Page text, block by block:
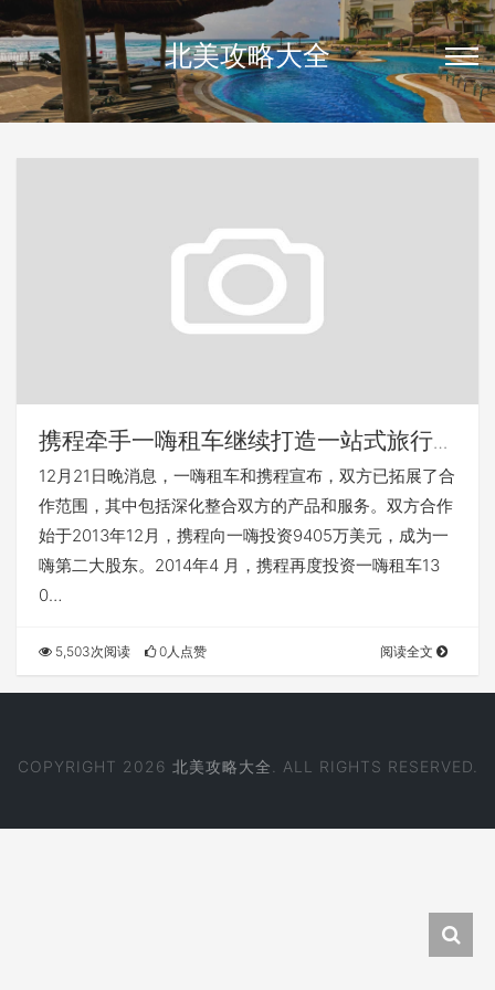
北美攻略大全
携程牵手一嗨租车继续打造一站式旅行服
务
12月21日晚消息，一嗨租车和携程宣布，双方已拓展了合
作范围，其中包括深化整合双方的产品和服务。双方合作
始于2013年12月，携程向一嗨投资9405万美元，成为一
嗨第二大股东。2014年4 月，携程再度投资一嗨租车13
0…
5,503次阅读 0人点赞 阅读全文
COPYRIGHT 2026 北美攻略大全 . ALL RIGHTS RESERVED.